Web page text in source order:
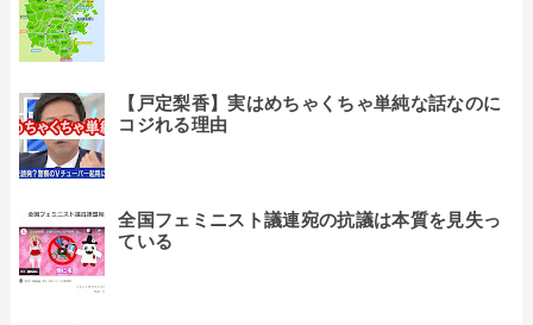
【戸定梨香】実はめちゃくちゃ単純な話なのに
コジれる理由
全国フェミニスト議連宛の抗議は本質を見失っ
ている